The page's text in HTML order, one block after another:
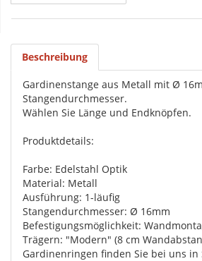
Beschreibung
Gardinenstange aus Metall mit Ø
Stangendurchmesser.
Wählen Sie Länge und Endknöpfen.
Produktdetails:
Farbe: Edelstahl Optik
Material: Metall
Ausführung: 1-läufig
Stangendurchmesser: Ø 16mm
Befestigungsmöglichkeit:
Trägern: "Modern" (8 cm
Gardinenringen finden Sie bei uns in